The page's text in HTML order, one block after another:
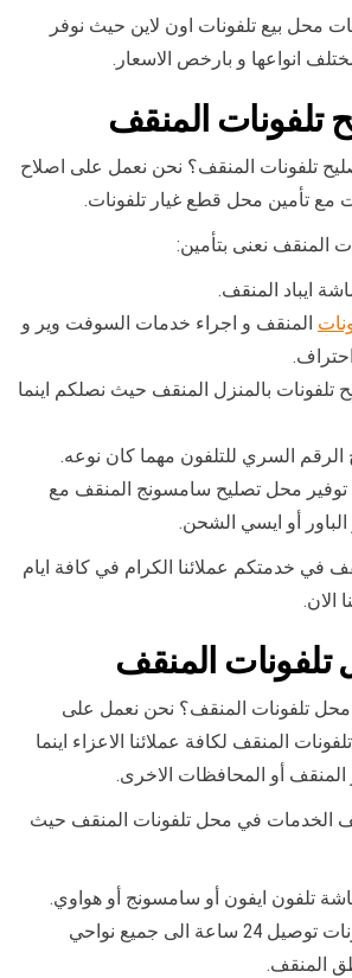
محل بيع تلفونات اون لاين حيث نوفر
انواعها و بارخص الاسعار.
تلفونات المنقف
تلفونات المنقف؟ نحن نعمل على اصلاح
مع تأمين محل قطع غيار تلفونات.
المنقف نعنى بتأمين:
ايباد المنقف.
المنقف و اجراء خدمات السوفت وير و
تلفونات بالمنزل المنقف حيث نصلكم اينما
السري للتلفون مهما كان نوعه.
توفير محل تصليح سامسونج المنقف مع
أو ايسي الشحن.
في خدمتكم عملائنا الكرام في كافة ايام
الان.
المنقف
تلفونات المنقف؟ نحن نعمل على
المنقف لكافة عملائنا الاعزاء اينما
المنقف أو المحافظات الاخرى.
الخدمات في محل تلفونات المنقف حيث
تلفون ايفون أو سامسونج أو هواوي.
نؤمن محل تلفونات توصيل 24 ساعة الى جميع نواحي
المنقف.